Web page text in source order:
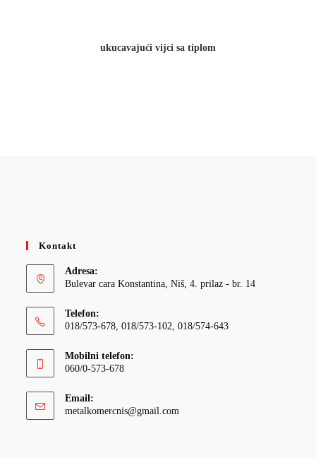
ukucavajući vijci sa tiplom
Kontakt
Adresa:
Bulevar cara Konstantina, Niš, 4. prilaz - br. 14
Telefon:
018/573-678, 018/573-102, 018/574-643
Mobilni telefon:
060/0-573-678
Email:
metalkomercnis@gmail.com